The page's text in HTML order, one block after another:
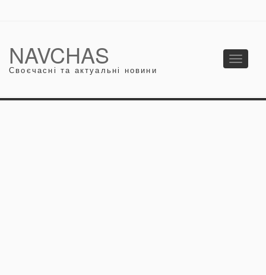
NAVCHAS
Своєчасні та актуальні новини
Toggle